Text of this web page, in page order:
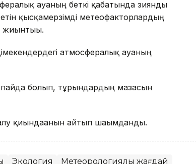
ауаның беткі қабатында зиянды
қысқамерзімді метеофакторлардың
атмосфералық ауаның
пайда болып, тұрғындардың мазасын
қиындағанын айтып шағымданды.
Экология Метеорологиялық жағдай